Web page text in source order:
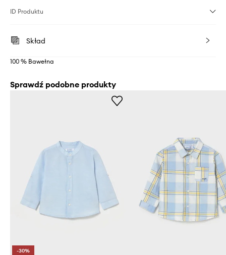
ID Produktu
Skład
100 % Bawełna
Sprawdź podobne produkty
-30%